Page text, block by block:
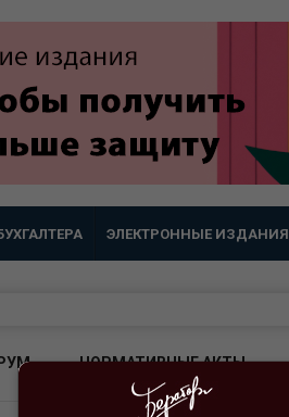
ЭЛЕКТРОННЫЕ ИЗДАНИЯ
НОРМАТИВНЫЕ АКТЫ